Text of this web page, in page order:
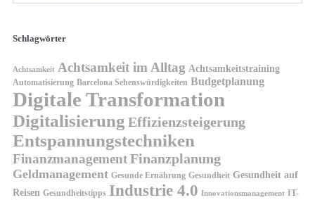
Schlagwörter
Achtsamkeit Achtsamkeit im Alltag Achtsamkeitstraining
Automatisierung Barcelona Sehenswürdigkeiten Budgetplanung
Digitale Transformation
Digitalisierung Effizienzsteigerung
Entspannungstechniken
FinanzmanagementFinanzplanung
Geldmanagement Gesunde Ernährung Gesundheit Gesundheit auf
Reisen Gesundheitstipps Industrie 4.0 Innovationsmanagement IT-